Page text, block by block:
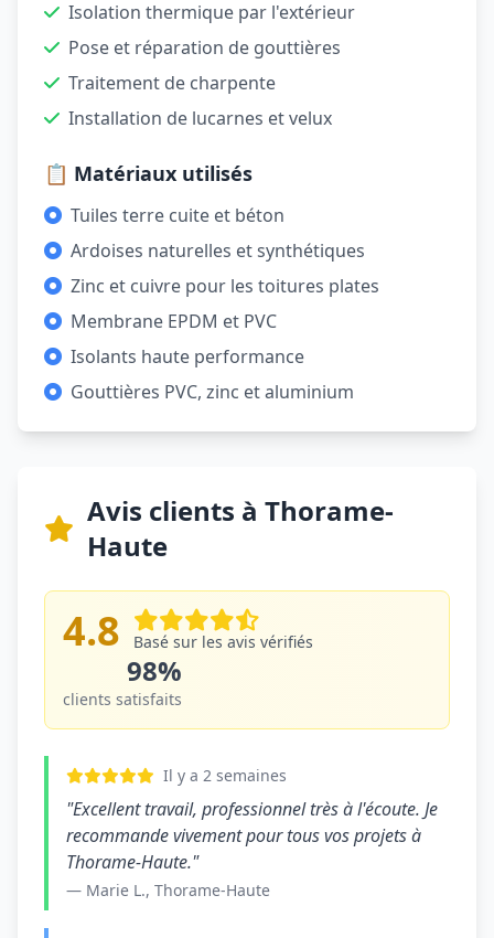
Isolation thermique par l'extérieur
Pose et réparation de gouttières
Traitement de charpente
Installation de lucarnes et velux
📋 Matériaux utilisés
Tuiles terre cuite et béton
Ardoises naturelles et synthétiques
Zinc et cuivre pour les toitures plates
Membrane EPDM et PVC
Isolants haute performance
Gouttières PVC, zinc et aluminium
Avis clients à Thorame-
Haute
4.8 Basé sur les avis vérifiés
98%
clients satisfaits
Il y a 2 semaines
"Excellent travail, professionnel très à l'écoute. Je
recommande vivement pour tous vos projets à
Thorame-Haute."
— Marie L., Thorame-Haute